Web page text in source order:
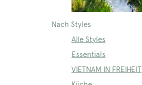
Nach Styles
Alle Styles
Essentials
VIETNAM IN FREIHEIT